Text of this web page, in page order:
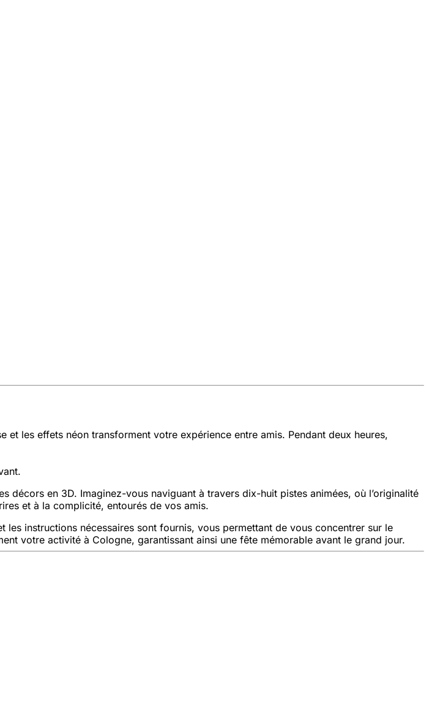
les effets néon transforment votre expérience entre amis. Pendant deux heures,
décors en 3D. Imaginez-vous naviguant à travers dix-huit pistes animées, où l’originalité
et à la complicité, entourés de vos amis.
instructions nécessaires sont fournis, vous permettant de vous concentrer sur le
votre activité à Cologne, garantissant ainsi une fête mémorable avant le grand jour.